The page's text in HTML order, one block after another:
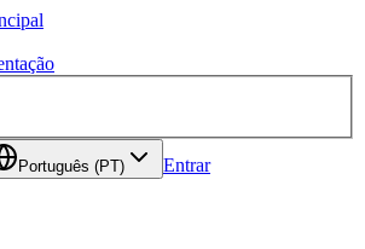
Português (PT) Entrar